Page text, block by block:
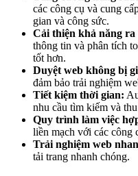
các công cụ và cung
gian và công sức.
Cải thiện khả năng
thông tin và phân tích
tốt hơn.
Duyệt web không bị
đảm bảo trải nghiệm
Tiết kiệm thời gian:
nhu cầu tìm kiếm và
Quy trình làm việc
liền mạch với các công
Trải nghiệm web
tải trang nhanh chóng.